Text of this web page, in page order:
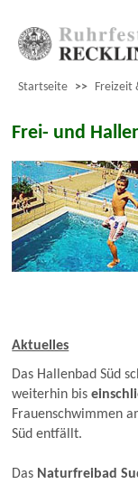
Startseite >> Freizeit
Frei- und
Aktuelles
Das Hallenbad Süd
weiterhin bis
Frauenschwimmen
Süd entfällt.
Das Naturfreibad